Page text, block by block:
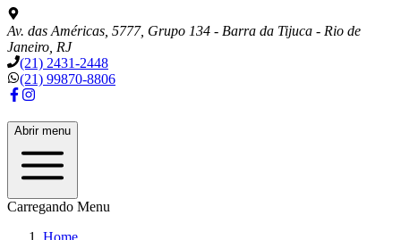
Av. das Américas, 5777, Grupo 134 - Barra da Tijuca - Rio de
Janeiro, RJ
(21) 2431-2448
(21) 99870-8806
Abrir menu
Carregando Menu
Home